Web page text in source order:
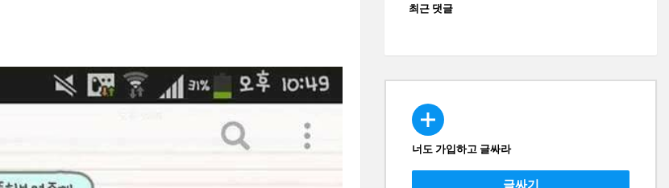
최근 댓글
CREATE
너도 가입하고 글싸라
글싸기